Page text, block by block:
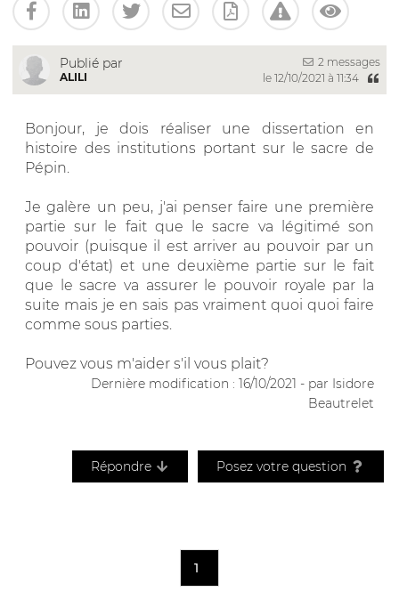
Publié par
ALILI
2 messages
le 12/10/2021 à 11:34
Bonjour, je dois réaliser une dissertation en
histoire des institutions portant sur le sacre de
Pépin.
Je galère un peu, j'ai penser faire une première
partie sur le fait que le sacre va légitimé son
pouvoir (puisque il est arriver au pouvoir par un
coup d'état) et une deuxième partie sur le fait
que le sacre va assurer le pouvoir royale par la
suite mais je en sais pas vraiment quoi quoi faire
comme sous parties.
Pouvez vous m'aider s'il vous plait?
Dernière modification : 16/10/2021 - par Isidore
Beautrelet
Répondre Posez votre question
1